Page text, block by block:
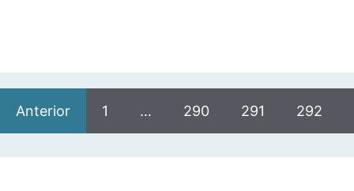
Anterior 1 … 290 291 292